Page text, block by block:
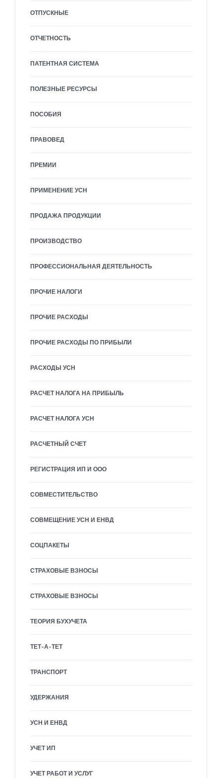
ОТПУСКНЫЕ
ОТЧЕТНОСТЬ
ПАТЕНТНАЯ СИСТЕМА
ПОЛЕЗНЫЕ РЕСУРСЫ
ПОСОБИЯ
ПРАВОВЕД
ПРЕМИИ
ПРИМЕНЕНИЕ УСН
ПРОДАЖА ПРОДУКЦИИ
ПРОИЗВОДСТВО
ПРОФЕССИОНАЛЬНАЯ ДЕЯТЕЛЬНОСТЬ
ПРОЧИЕ НАЛОГИ
ПРОЧИЕ РАСХОДЫ
ПРОЧИЕ РАСХОДЫ ПО ПРИБЫЛИ
РАСХОДЫ УСН
РАСЧЕТ НАЛОГА НА ПРИБЫЛЬ
РАСЧЕТ НАЛОГА УСН
РАСЧЕТНЫЙ СЧЕТ
РЕГИСТРАЦИЯ ИП И ООО
СОВМЕСТИТЕЛЬСТВО
СОВМЕЩЕНИЕ УСН И ЕНВД
СОЦПАКЕТЫ
СТРАХОВЫЕ ВЗНОСЫ
СТРАХОВЫЕ ВЗНОСЫ
ТЕОРИЯ БУХУЧЕТА
ТЕТ-А-ТЕТ
ТРАНСПОРТ
УДЕРЖАНИЯ
УСН И ЕНВД
УЧЕТ ИП
УЧЕТ РАБОТ И УСЛУГ